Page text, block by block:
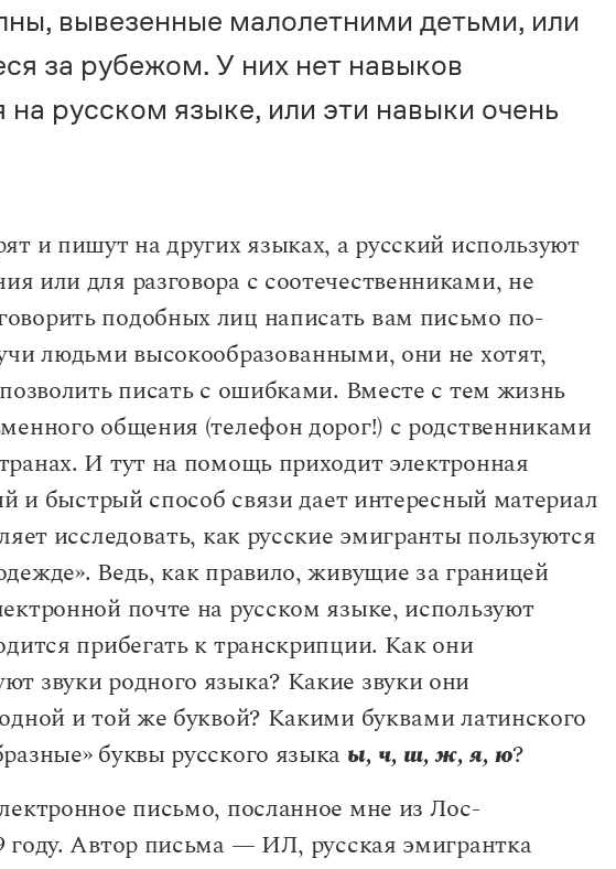
вывезенные малолетними детьми, или
за рубежом. У них нет навыков
русском языке, или эти навыки очень
и пишут на других языках, а русский используют
или для разговора с соотечественниками, не
подобных лиц написать вам письмо по-
людьми высокообразованными, они не хотят,
писать с ошибками. Вместе с тем жизнь
общения (телефон дорог!) с родственниками
И тут на помощь приходит электронная
и быстрый способ связи дает интересный материал
исследовать, как русские эмигранты пользуются
Ведь, как правило, живущие за границей
почте на русском языке, используют
прибегать к транскрипции. Как они
звуки родного языка? Какие звуки они
и той же буквой? Какими буквами латинского
буквы русского языка ы, ч, ш, ж, я, ю?
письмо, посланное мне из Лос-
году. Автор письма — ИЛ, русская эмигрантка